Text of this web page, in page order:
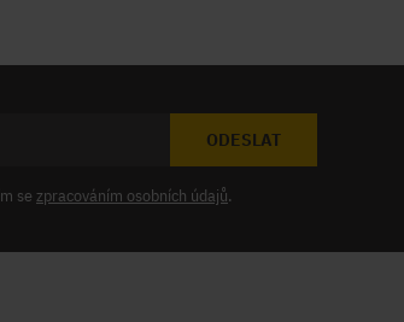
ODESLAT
se zpracováním osobních údajů.